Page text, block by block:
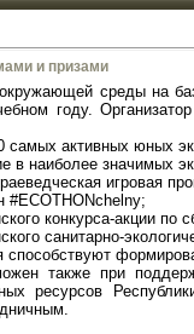
и призами
среды на
году.
активных юных
в наиболее значимых
игровая
#ECOTHONchelny;
конкурса-акции по
санитарно-
способствуют
также при
ресурсов